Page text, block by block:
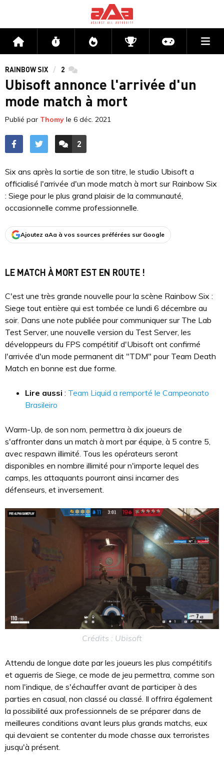
Accueil Flux Directs CompétitionsActu jeux
RAINBOW SIX 2 commentaires
Ubisoft annonce l'arrivée d'un
mode match à mort
Publié par Thomy le 6 déc. 2021
ACCÉDER AUX
2
COMMENTAIRES
Six ans après la sortie de son titre, le studio Ubisoft a
officialisé l'arrivée d'un mode match à mort sur Rainbow Six
: Siege pour le plus grand plaisir de la communauté,
occasionnelle comme professionnelle.
Ajoutez aAa à vos sources préférées sur Google
LE MATCH À MORT EST EN ROUTE !
C'est une très grande nouvelle pour la scène Rainbow Six :
Siege tout entière qui est tombée ce lundi 6 décembre au
soir. Dans une note publiée pour communiquer sur The Lab
Test Server, une nouvelle version du Test Server, les
développeurs du FPS compétitif d'Ubisoft ont confirmé
l'arrivée d'un mode permanent dit "TDM" pour Team Death
Match en bonne est due forme.
Lire aussi : Team Liquid a remporté le Campeonato
Brasileiro
Warm-Up, de son nom, permettra à dix joueurs de
s'affronter dans un match à mort par équipe, à 5 contre 5,
avec respawn illimité. Tous les opérateurs seront
disponibles en nombre illimité pour n'importe lequel des
camps, les attaquants pourront ainsi incarner des
défenseurs, et inversement.
Crédits : Ubisoft
Attendu de longue date par les joueurs les plus compétitifs
et aguerris de Siege, ce mode de jeu permettra, comme son
nom l'indique, de s'échauffer avant de participer à des
parties en casual, non classé ou classé. Il offrira également
la possibilité aux professionnels de se préparer dans de
meilleures conditions avant leurs plus grands matchs, eux
qui devaient se contenter du mode chasse aux terroristes
jusqu'à présent.